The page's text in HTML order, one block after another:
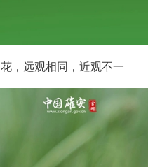
花，远观相同，近观不一